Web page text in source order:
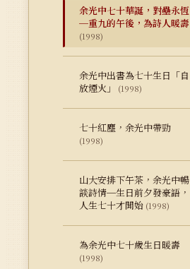
余光中七十華誕，對壘永恆
─重九的午後，為詩人暖壽
(1998)
余光中出書為七十生日「自
放煙火」
(1998)
七十紅塵，余光中帶勁
(1998)
山大安排下午茶，余光中暢
談詩情─生日前夕發豪語，
人生七十才開始 (1998)
為余光中七十歲生日暖壽
(1998)